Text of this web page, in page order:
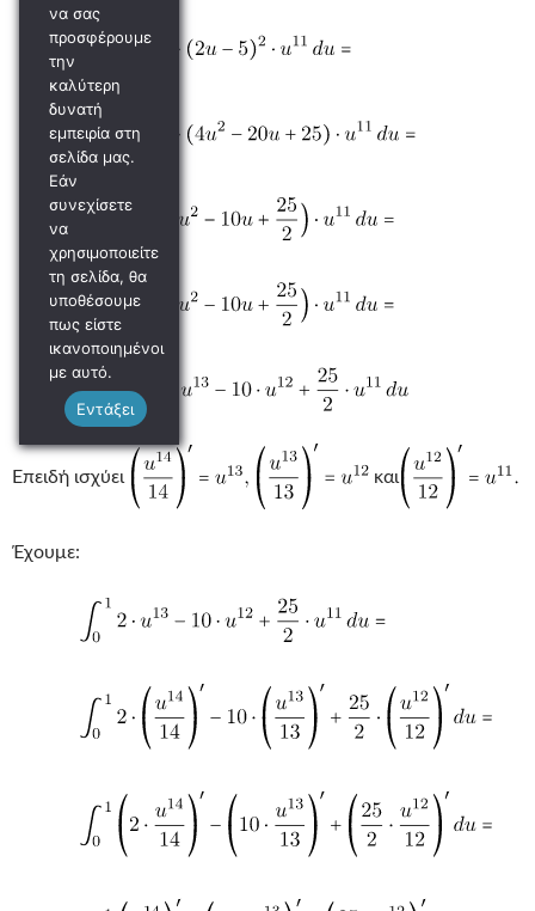
Επειδή ισχύει και
Έχουμε:
να σας
προσφέρουμε
την
καλύτερη
δυνατή
εμπειρία στη
σελίδα μας.
Εάν
συνεχίσετε
να
χρησιμοποιείτε
τη σελίδα, θα
υποθέσουμε
πως είστε
ικανοποιημένοι
με αυτό.
Εντάξει